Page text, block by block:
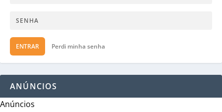
ENTRAR Perdi minha senha
ANÚNCIOS
Anúncios